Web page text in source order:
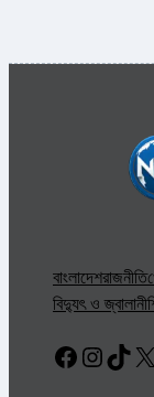
বাংলাদেশরাজনীতি
বিদ্যুৎ ও জ্বালানী
Facebook
X